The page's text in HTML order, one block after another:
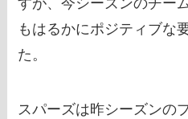
すが、今シーズンのチー
もはるかにポジティブな
た。
スパーズは昨シーズンの